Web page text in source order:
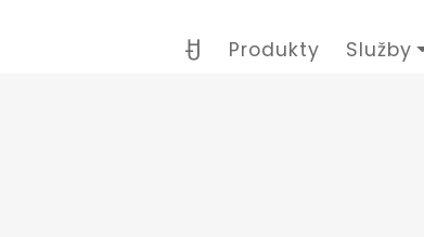
Produkty Služby